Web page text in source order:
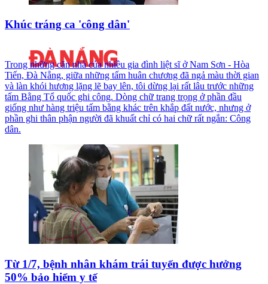
Khúc tráng ca 'công dân'
Trong những căn nhà của nhiều gia đình liệt sĩ ở Nam Sơn - Hòa
Tiến, Đà Nẵng, giữa những tấm huân chương đã ngả màu thời gian
và làn khói hương lặng lẽ bay lên, tôi dừng lại rất lâu trước những
tấm Bằng Tổ quốc ghi công. Dòng chữ trang trọng ở phần đầu
giống như hàng triệu tấm bằng khác trên khắp đất nước, nhưng ở
phần ghi thân phận người đã khuất chỉ có hai chữ rất ngắn: Công
dân.
Từ 1/7, bệnh nhân khám trái tuyến được hưởng
50% bảo hiểm y tế